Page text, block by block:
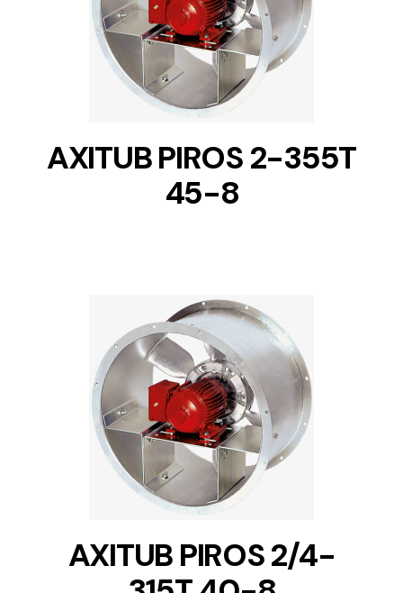
DETAILS
AXITUB PIROS 2-355T
45-8
DETAILS
AXITUB PIROS 2/4-